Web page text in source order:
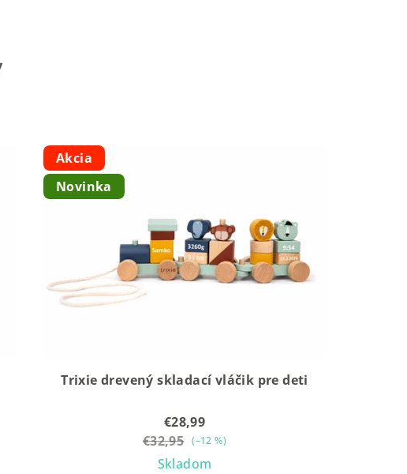
Akcia
Novinka
Trixie drevený skladací vláčik pre deti
€28,99
€32,95 (–12 %)
Skladom